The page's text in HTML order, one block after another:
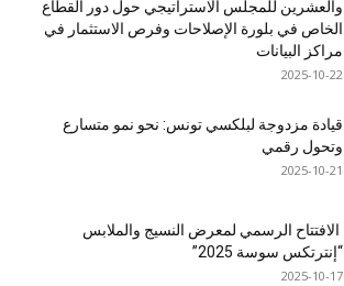
والعشرين للمجلس الاستراتيجي حول دور القطاع
الخاص في بلورة الإصلاحات وفرص الاستثمار في
مراكز البيانات
2025-10-22
قيادة مزدوجة لبلكسي تونس: نحو نمو متسارع
وتحول رقمي
2025-10-21
الافتتاح الرسمي لمعرض النسيج والملابس
“إنترتكس سوسة 2025”
2025-10-17